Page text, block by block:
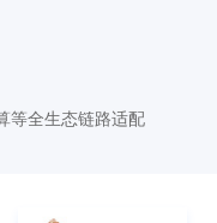
等全生态链路适配